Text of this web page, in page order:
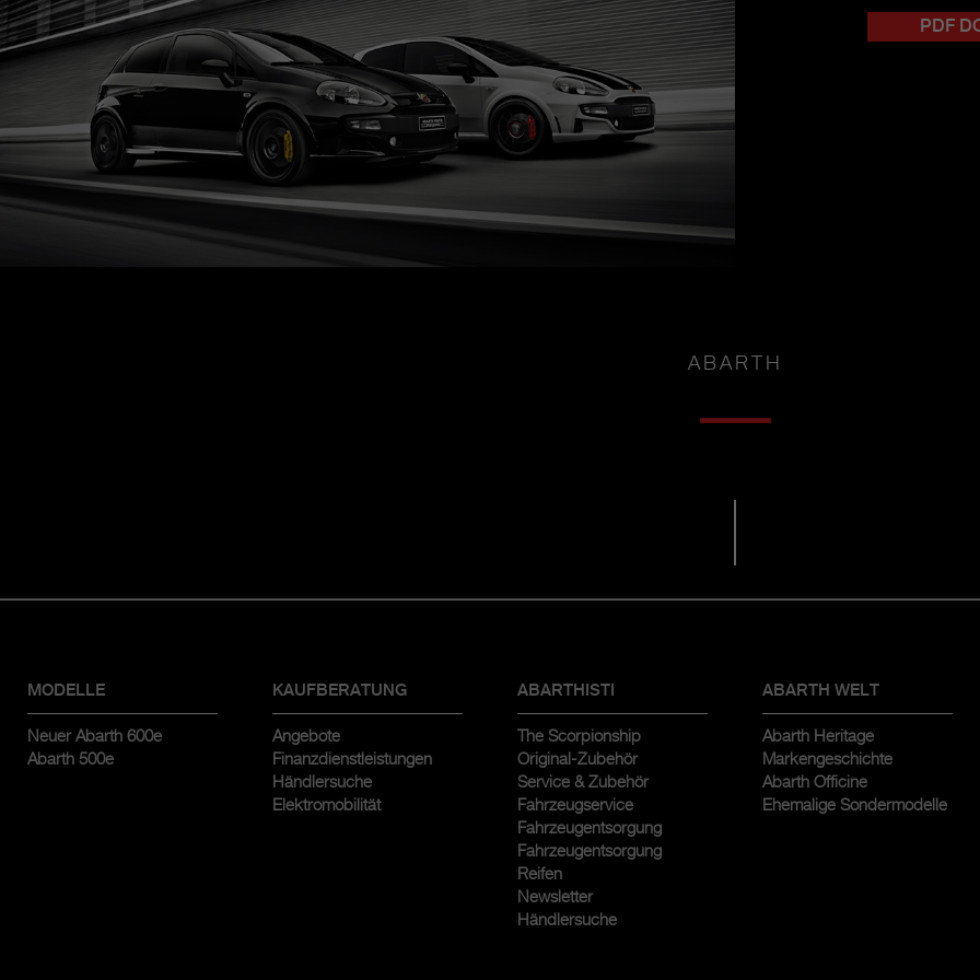
PDF
ABARTH
MODELLE
Neuer Abarth 600e
Abarth 500e
KAUFBERATUNG
Angebote
Finanzdienstleistungen
Händlersuche
Elektromobilität
ABARTHISTI
The Scorpionship
Original-Zubehör
Service & Zubehör
Fahrzeugservice
Fahrzeugentsorgung
Fahrzeugentsorgung
Reifen
Newsletter
Händlersuche
ABARTH WELT
Abarth Heritage
Markengeschichte
Abarth Officine
Ehemalige Sondermodelle